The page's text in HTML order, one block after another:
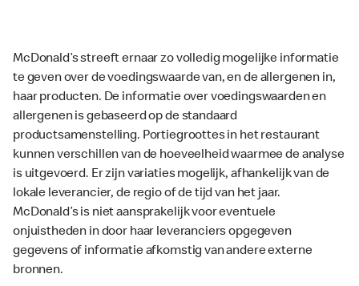
McDonald’s streeft ernaar zo volledig mogelijke informatie
te geven over de voedingswaarde van, en de allergenen in,
haar producten. De informatie over voedingswaarden en
allergenen is gebaseerd op de standaard
productsamenstelling. Portiegroottes in het restaurant
kunnen verschillen van de hoeveelheid waarmee de analyse
is uitgevoerd. Er zijn variaties mogelijk, afhankelijk van de
lokale leverancier, de regio of de tijd van het jaar.
McDonald’s is niet aansprakelijk voor eventuele
onjuistheden in door haar leveranciers opgegeven
gegevens of informatie afkomstig van andere externe
bronnen.